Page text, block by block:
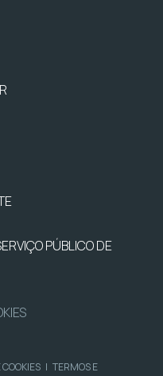
PÚBLICO DE
| TERMOS E